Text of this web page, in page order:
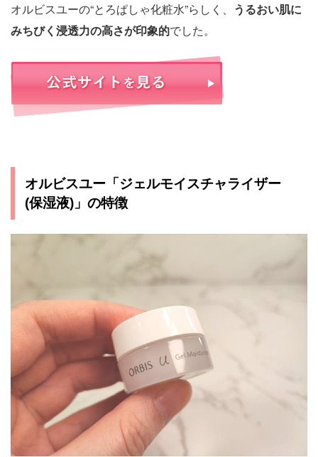
オルビスユーの“とろぱしゃ化粧水”らしく、 うるおい肌に
みちびく浸透力の高さが印象的でした。
オルビスユー「ジェルモイスチャライザー
(保湿液)」の特徴